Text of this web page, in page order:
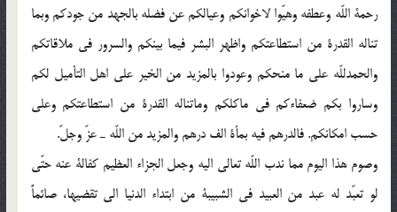
رحمة اللّه وعطفه وهيّوا لاخوانكم وعيالكم عن فضله بالجهد من جودكم وبما
تناله القدرة من استطاعتكم واظهر البشر فيما بينكم والسرور فى ملاقاتكم
والحمدللّه على ما منحكم وعودوا بالمزيد من الخير على اهل التأميل لكم
وساروا بكم ضعفاءكم فى ماكلكم وماتناله القدرة من استطاعتكم وعلى
حسب امكانكم. فالدرهم فيه بمأة الف درهم والمزيد من اللّه ـ عزّ وجلّ.
وصوم هذا اليوم مما ندب اللّه تعالى اليه وجعل الجزاء العظيم كفالة عنه حتّى
لو تعبّد له عبد من العبيد فى الشبيبة من ابتداء الدنيا الى تقضيها، صائماً